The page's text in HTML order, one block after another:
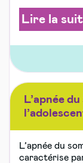
Lire la
L’apnée
L’apnée du
caractérise